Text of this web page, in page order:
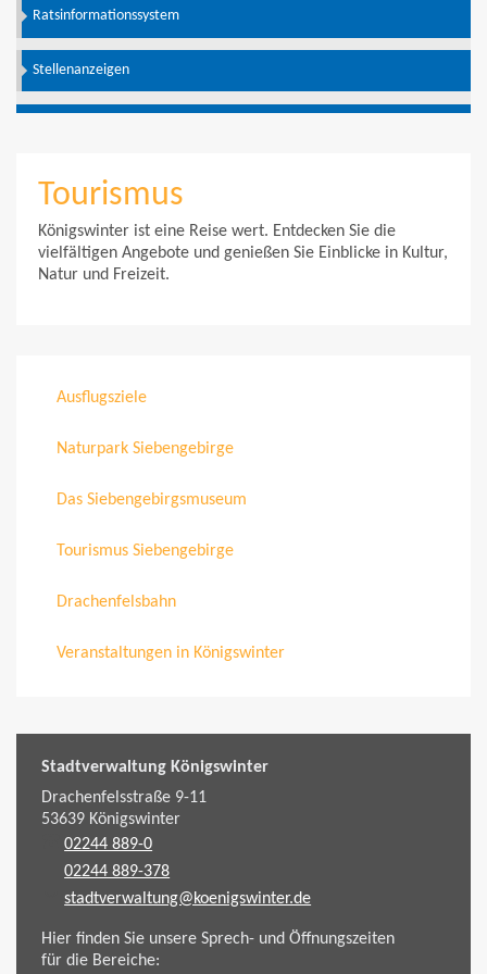
Ratsinformationssystem
Stellenanzeigen
Tourismus
Königswinter ist eine Reise wert. Entdecken Sie die
vielfältigen Angebote und genießen Sie Einblicke in Kultur,
Natur und Freizeit.
Ausflugsziele
Naturpark Siebengebirge
Das Siebengebirgsmuseum
Tourismus Siebengebirge
Drachenfelsbahn
Veranstaltungen in Königswinter
Stadtverwaltung Königswinter
Drachenfelsstraße 9-11
53639Königswinter
02244 889-0
02244 889-378
stadtverwaltung@koenigswinter.de
Hier finden Sie unsere Sprech- und Öffnungszeiten
für die Bereiche: